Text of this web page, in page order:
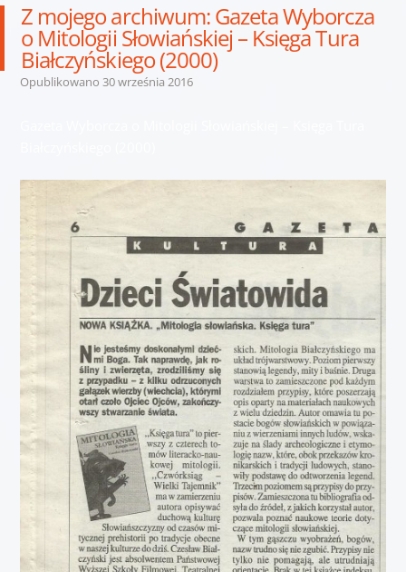
Z mojego archiwum: Gazeta Wyborcza
o Mitologii Słowiańskiej – Księga Tura
Białczyńskiego (2000)
Opublikowano 30 września 2016